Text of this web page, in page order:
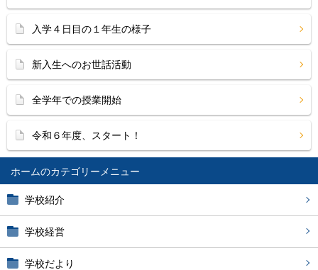
ホーム
学校紹介
学校経営
学校だより
入学４日目の１年生の様子
新入生へのお世話活動
全学年での授業開始
令和６年度、スタート！